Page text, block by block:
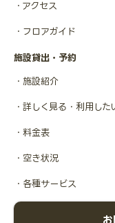
アクセス
フロアガイド
施設貸出・予約
施設紹介
詳しく見る・利用した
料金表
空き状況
各種サービス